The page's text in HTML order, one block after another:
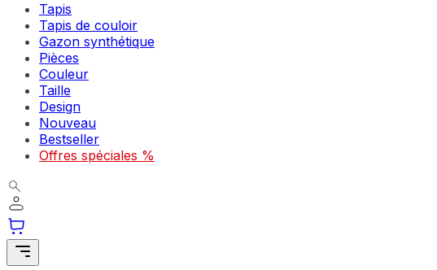
Tapis
Tapis de couloir
Gazon synthétique
Pièces
Couleur
Taille
Design
Nouveau
Bestseller
Offres spéciales %